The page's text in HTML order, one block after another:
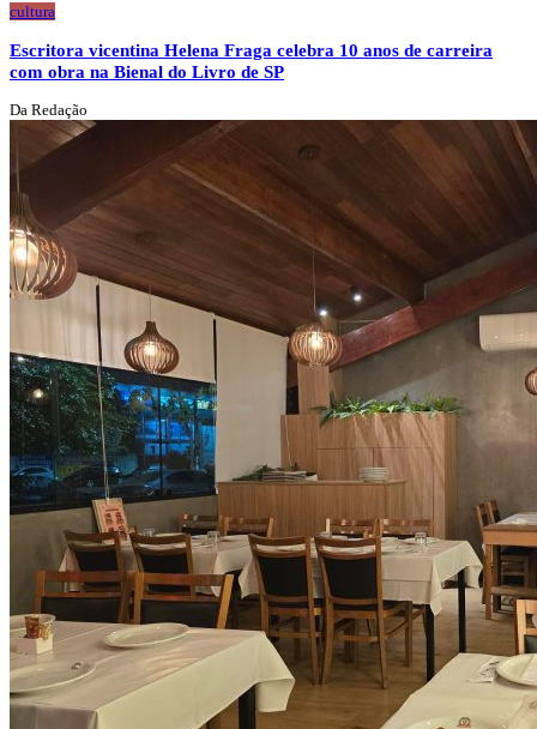
cultura
Escritora vicentina Helena Fraga celebra 10 anos de carreira
com obra na Bienal do Livro de SP
Da Redação